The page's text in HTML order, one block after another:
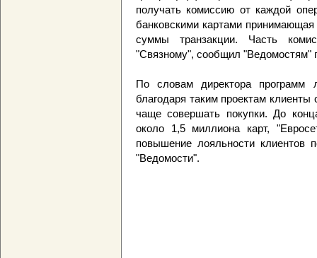
получать комиссию от каждой
банковскими картами
суммы транзакции. Часть
"Связному", сообщил "Ведомостям"
По словам директора программ
благодаря таким проектам
чаще совершать покупки. До
около 1,5 миллиона карт,
повышение лояльности клиентов
"Ведомости".